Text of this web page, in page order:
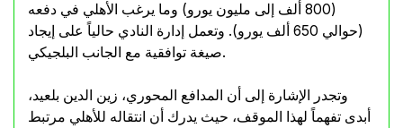
(800 ألف إلى مليون يورو) وما يرغب الأهلي في دفعه
(حوالي 650 ألف يورو). وتعمل إدارة النادي حالياً على إيجاد
صيغة توافقية مع الجانب البلجيكي.
وتجدر الإشارة إلى أن المدافع المحوري، زين الدين بلعيد،
أبدى تفهماً لهذا الموقف، حيث يدرك أن انتقاله للأهلي مرتبط